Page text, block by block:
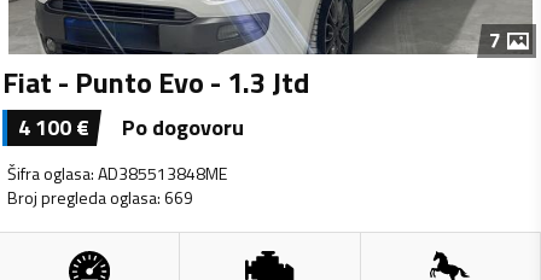
7
Fiat - Punto Evo - 1.3 Jtd
4 100€ Po dogovoru
Šifra oglasa:AD385513848ME
Broj pregleda oglasa:669